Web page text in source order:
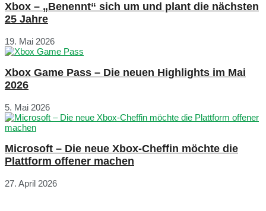
Xbox – „Benennt“ sich um und plant die nächsten
25 Jahre
19. Mai 2026
Xbox Game Pass – Die neuen Highlights im Mai
2026
5. Mai 2026
Microsoft – Die neue Xbox-Cheffin möchte die
Plattform offener machen
27. April 2026